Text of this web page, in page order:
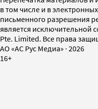
в том числе и в
письменного разрешения
является исключительной
Pte. Limited. Все права
AO «АС Рус Медиа» · 2026
16+